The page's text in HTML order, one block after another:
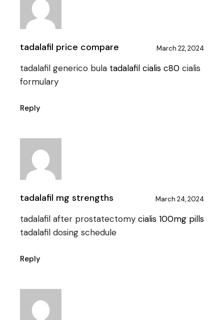
tadalafil price compare March 22, 2024
tadalafil generico bula tadalafil cialis c80 cialis
formulary
Reply
tadalafil mg strengths March 24, 2024
tadalafil after prostatectomy cialis 100mg pills
tadalafil dosing schedule
Reply